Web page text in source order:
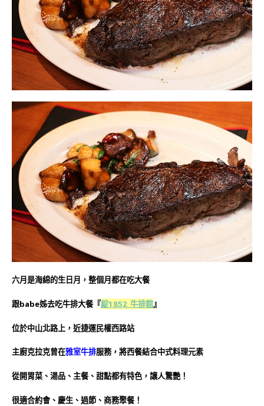
六月是海綿的生日月，整個月都在吃大餐
跟babe姊去吃牛排大餐『綻1852_牛排館』
位於中山北路上，近捷運民權西路站
主廚克拉克曾在雅室牛排服務，將西餐結合中式料理元素
從開胃菜、湯品、主餐、甜點都有特色，讓人驚艷！
很適合約會、慶生、過節、商務聚餐！